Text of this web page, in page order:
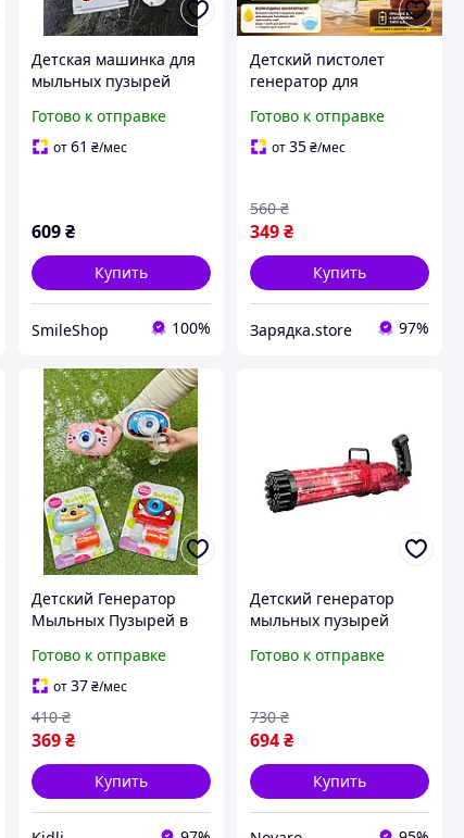
Детская машинка для
мыльных пузырей
Готово к отправке
от61 ₴/мес
609 ₴
Купить
SmileShop 100%
Детский пистолет
генератор для
динозавр на 4
батарейки AA
пузырьками
коричневый
Готово к отправке
от35₴/мес
349₴
560 ₴
Купить
Зарядка.store 97%
Детский Генератор
Мыльных Пузырей в
Подсветкой
Фотоаппарат для
Готово к отправке
от37 ₴/мес
369 ₴
410 ₴
Купить
Детский генератор
мыльных пузырей
красный (KB1130RD)
Готово к отправке
694₴
730 ₴
Купить